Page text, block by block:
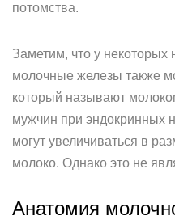
потомства.
Заметим, что у
молочные железы также
который называют
мужчин при эндокринных
могут увеличиваться в
молоко. Однако это не
Анатомия